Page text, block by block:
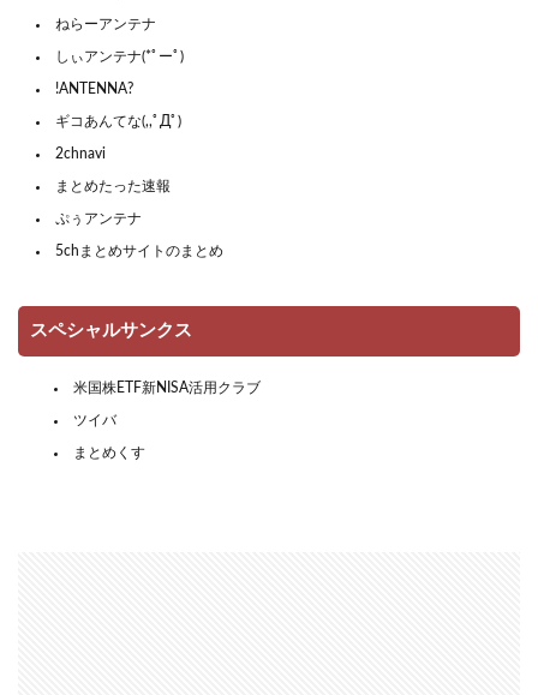
ねらーアンテナ
しぃアンテナ(*ﾟーﾟ)
!ANTENNA?
ギコあんてな(,,ﾟДﾟ)
2chnavi
まとめたった速報
ぷぅアンテナ
5chまとめサイトのまとめ
スペシャルサンクス
米国株ETF新NISA活用クラブ
ツイバ
まとめくす